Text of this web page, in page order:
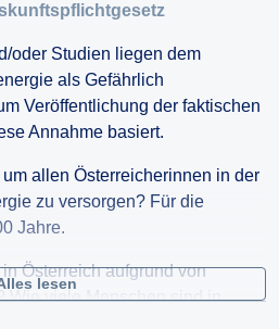
oder Studien liegen dem
als Gefährlich
Veröffentlichung der faktischen
Annahme basiert.
allen Österreicherinnen in der
zu versorgen? Für die
Jahre.
Österreich aufgrund von
Wie viele Menschen sind in
lesen